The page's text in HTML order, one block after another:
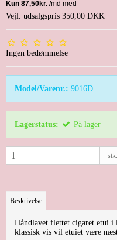
Vejl. udsalgspris 350,00 DKK
Ingen bedømmelse
Model/Varenr.: 9016D
Lagerstatus: På lager
stk.
Beskrivelse
Håndlavet flettet cigaret etui i
klassisk vis vil etuiet være